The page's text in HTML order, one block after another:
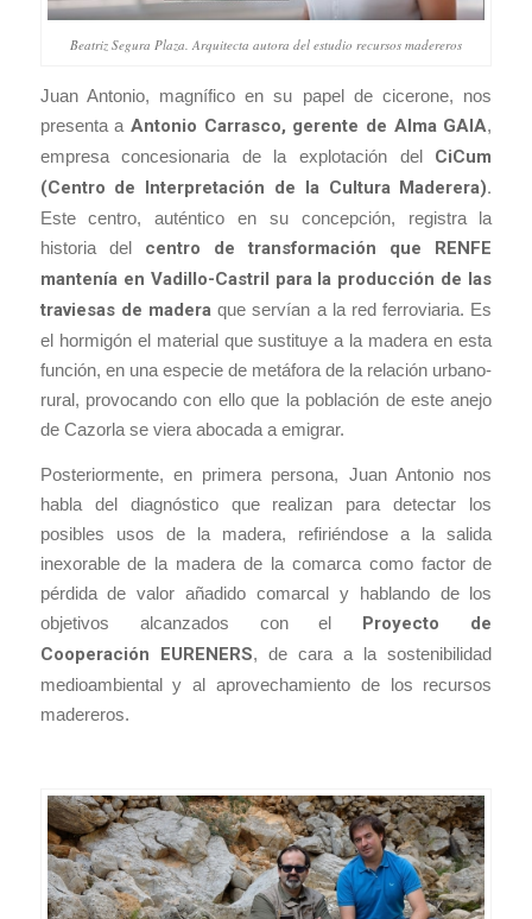
Beatriz Segura Plaza. Arquitecta autora del estudio recursos madereros
Juan Antonio, magnífico en su papel de cicerone, nos
presenta a Antonio Carrasco, gerente de Alma GAIA,
empresa concesionaria de la explotación del CiCum
(Centro de Interpretación de la Cultura Maderera).
Este centro, auténtico en su concepción, registra la
historia del centro de transformación que RENFE
mantenía en Vadillo-Castril para la producción de las
traviesas de madera que servían a la red ferroviaria. Es
el hormigón el material que sustituye a la madera en esta
función, en una especie de metáfora de la relación urbano-
rural, provocando con ello que la población de este anejo
de Cazorla se viera abocada a emigrar.
Posteriormente, en primera persona, Juan Antonio nos
habla del diagnóstico que realizan para detectar los
posibles usos de la madera, refiriéndose a la salida
inexorable de la madera de la comarca como factor de
pérdida de valor añadido comarcal y hablando de los
objetivos alcanzados con el Proyecto de
Cooperación EURENERS, de cara a la sostenibilidad
medioambiental y al aprovechamiento de los recursos
madereros.